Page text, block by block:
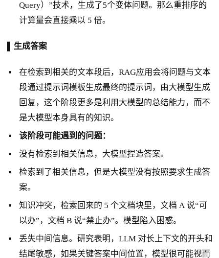
Query）”技术，生成了5个变体问题。那么重排序的
计算量会直接乘以 5 倍。
▐ 生成答案
在检索到相关的文本段后，RAG应用会将问题与文本
段通过提示词模板生成最终的提示词，由大模型生成
回复，这个阶段更多是利用大模型的总结能力，而不
是大模型本身具有的知识。
该阶段可能遇到的问题：
没有检索到相关信息，大模型捏造答案。
检索到了相关信息，但是大模型没有按照要求生成答
案。
知识冲突，检索回来的 5 个文档块里，文档 A 说“可
以办”，文档 B 说“禁止办”。模型陷入困惑。
丢失中间信息。研究表明，LLM 对长上下文的开头和
结尾敏感，如果关键答案中间位置，模型很可能视而